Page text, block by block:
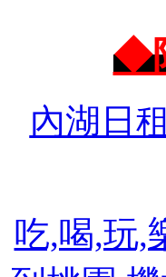
◆
內湖日
吃,喝,玩,